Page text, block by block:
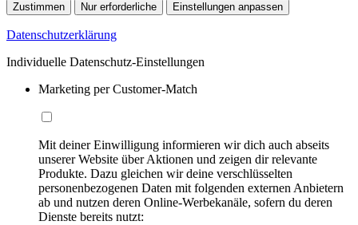
Zustimmen Nur erforderliche Einstellungen anpassen
Datenschutzerklärung
Individuelle Datenschutz-Einstellungen
Marketing per Customer-Match
Mit deiner Einwilligung informieren wir dich auch abseits
unserer Website über Aktionen und zeigen dir relevante
Produkte. Dazu gleichen wir deine verschlüsselten
personenbezogenen Daten mit folgenden externen Anbietern
ab und nutzen deren Online-Werbekanäle, sofern du deren
Dienste bereits nutzt: